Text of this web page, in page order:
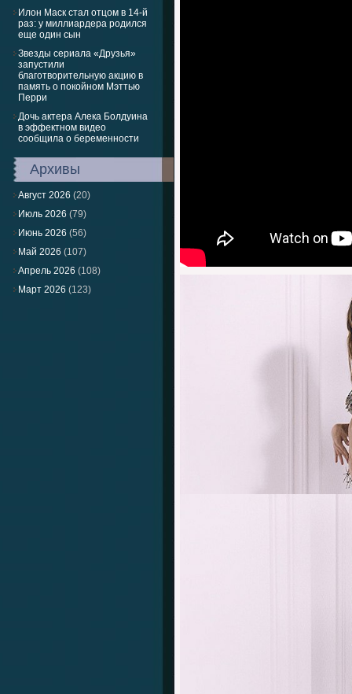
Илон Маск стал отцом в 14-й
раз: у миллиардера родился
еще один сын
Звезды сериала «Друзья»
запустили
благотворительную акцию в
память о покойном Мэттью
Перри
Дочь актера Алека Болдуина
в эффектном видео
сообщила о беременности
Архивы
Август 2026 (20)
Июль 2026 (79)
Июнь 2026 (56)
Май 2026 (107)
Апрель 2026 (108)
Март 2026 (123)